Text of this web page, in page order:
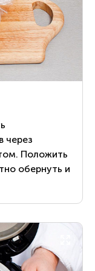
через
Положить
обернуть и